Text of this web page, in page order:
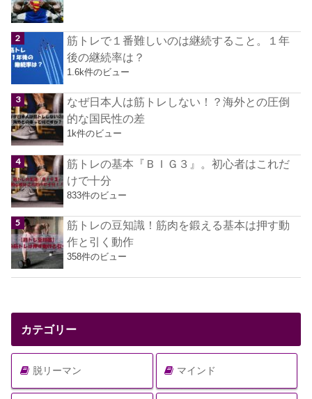
筋トレで１番難しいのは継続すること。１年
後の継続率は？
1.6k件のビュー
なぜ日本人は筋トレしない！？海外との圧倒
的な国民性の差
1k件のビュー
筋トレの基本『ＢＩＧ３』。初心者はこれだ
けで十分
833件のビュー
筋トレの豆知識！筋肉を鍛える基本は押す動
作と引く動作
358件のビュー
カテゴリー
脱リーマン マインド